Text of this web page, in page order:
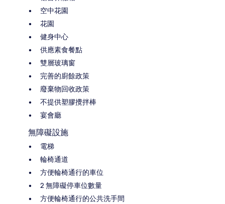
空中花園
花園
健身中心
供應素食餐點
雙層玻璃窗
完善的廚餘政策
廢棄物回收政策
不提供塑膠攪拌棒
宴會廳
無障礙設施
電梯
輪椅通道
方便輪椅通行的車位
2 無障礙停車位數量
方便輪椅通行的公共洗手間